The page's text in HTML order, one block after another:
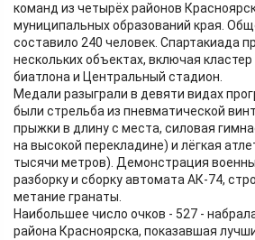
команд из четырёх районов
муниципальных образований края.
составило 240 человек. Спартакиада
нескольких объектах, включая
биатлона и Центральный стадион.
Медали разыграли в девяти видах
были стрельба из пневматической
прыжки в длину с места, силовая
на высокой перекладине) и лёгкая
тысячи метров). Демонстрация
разборку и сборку автомата АК-74,
метание гранаты.
Наибольшее число очков - 527 -
района Красноярска, показавшая